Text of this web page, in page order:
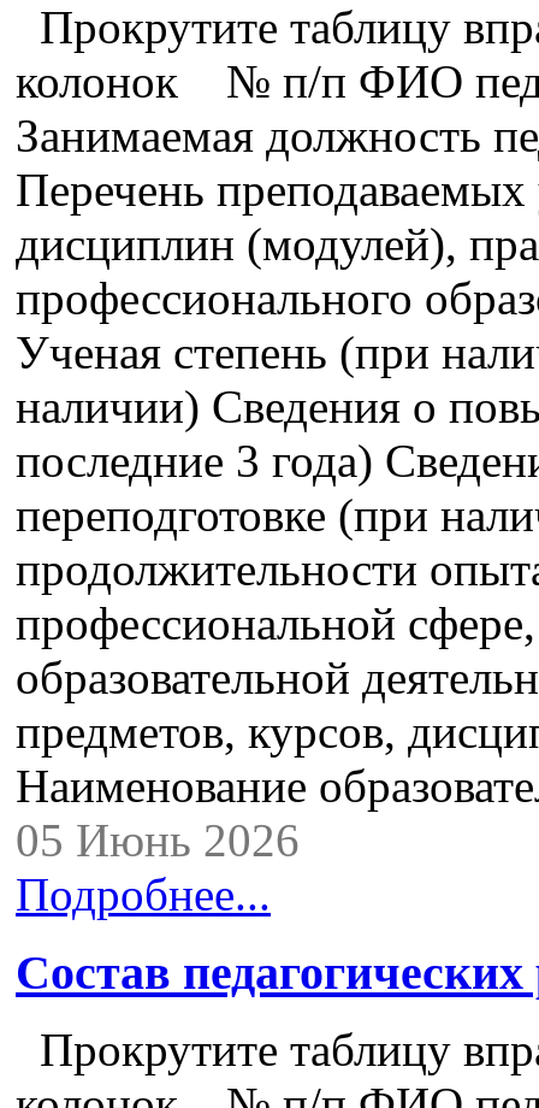
Прокрутите таблицу
колонок № п/п ФИО
Занимаемая должность
Перечень
дисциплин (модулей),
профессионального
Ученая степень (при
наличии) Сведения о
последние 3 года)
переподготовке (при
продолжительности
профессиональной
образовательной
предметов, курсов,
Наименование
05 Июнь 2026
Подробнее...
Состав
Прокрутите таблицу